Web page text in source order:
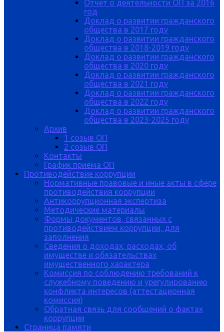
Отчет о деятельности ОП за 2016
год
Доклад о развитии гражданского
общества в 2017 году
Доклад о развитии гражданского
общества в 2018-2019 году
Доклад о развитии гражданского
общества в 2020 году
Доклад о развитии гражданского
общества в 2021 году
Доклад о развитии гражданского
общества в 2022 году
Доклад о развитии гражданского
общества в 2023-2025 году
Архив
1 созыв ОП
2 созыв ОП
Контакты
График приема ОП
Противодействие коррупции
Нормативные правовые и иные акты в сфере
противодействия коррупции
Антикоррупционная экспертиза
Методические материалы
Формы документов, связанных с
противодействием коррупции, для
заполнения
Сведения о доходах, расходах, об
имуществе и обязательствах
имущественного характера
Комиссия по соблюдению требований к
служебному поведению и урегулированию
конфликта интересов (аттестационная
комиссия)
Обратная связь для сообщений о фактах
коррупции
Страница памяти